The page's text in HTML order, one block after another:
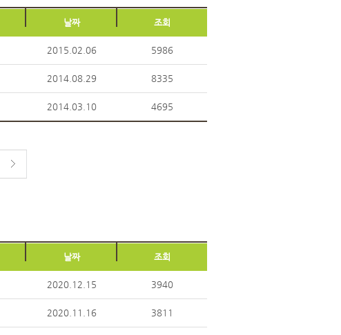
날짜 조회
2015.02.06 5986
2014.08.29 8335
2014.03.10 4695
날짜 조회
2020.12.15 3940
2020.11.16 3811